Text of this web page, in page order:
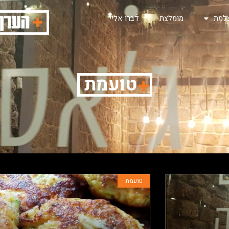
מומלצת דברו אליי
טועמת
טועמת